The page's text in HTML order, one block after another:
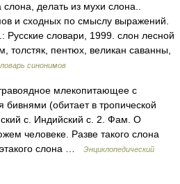
делать из мухи слона..
и сходных по смыслу выражений.
словари, 1999. слон лесной
толстяк, пентюх, великан саванны,
синонимов
млекопитающее с
(обитает в тропической
с. Индийский с. 2. Фам. О
человеке. Разве такого слона
слона …
Энциклопедический